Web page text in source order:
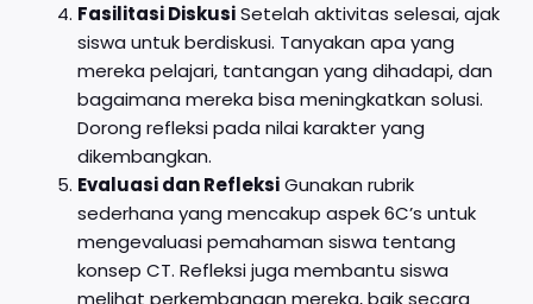
Fasilitasi DiskusiSetelah aktivitas selesai, ajak
siswa untuk berdiskusi. Tanyakan apa yang
mereka pelajari, tantangan yang dihadapi, dan
bagaimana mereka bisa meningkatkan solusi.
Dorong refleksi pada nilai karakter yang
dikembangkan.
Evaluasi dan RefleksiGunakan rubrik
sederhana yang mencakup aspek 6C’s untuk
mengevaluasi pemahaman siswa tentang
konsep CT. Refleksi juga membantu siswa